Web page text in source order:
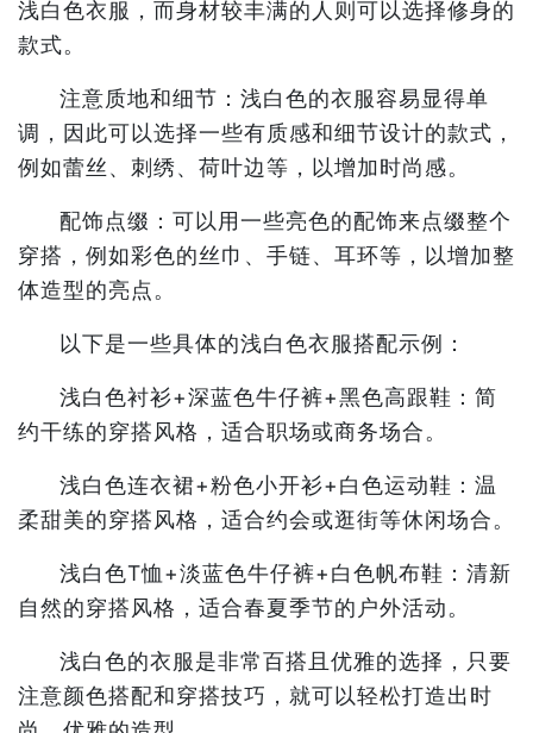
浅白色衣服，而身材较丰满的人则可以选择修身的
款式。
注意质地和细节：浅白色的衣服容易显得单
调，因此可以选择一些有质感和细节设计的款式，
例如蕾丝、刺绣、荷叶边等，以增加时尚感。
配饰点缀：可以用一些亮色的配饰来点缀整个
穿搭，例如彩色的丝巾、手链、耳环等，以增加整
体造型的亮点。
以下是一些具体的浅白色衣服搭配示例：
浅白色衬衫+深蓝色牛仔裤+黑色高跟鞋：简
约干练的穿搭风格，适合职场或商务场合。
浅白色连衣裙+粉色小开衫+白色运动鞋：温
柔甜美的穿搭风格，适合约会或逛街等休闲场合。
浅白色T恤+淡蓝色牛仔裤+白色帆布鞋：清新
自然的穿搭风格，适合春夏季节的户外活动。
浅白色的衣服是非常百搭且优雅的选择，只要
注意颜色搭配和穿搭技巧，就可以轻松打造出时